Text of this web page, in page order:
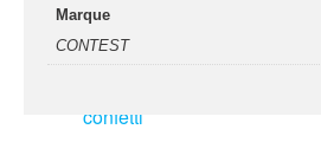
Machines à
brouillard
confetti
Marque
CONTEST